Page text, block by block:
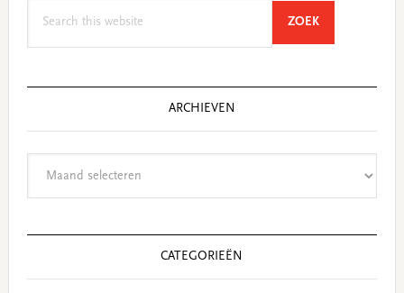
ZOEKSEARCH
ARCHIEVEN
CATEGORIEËN